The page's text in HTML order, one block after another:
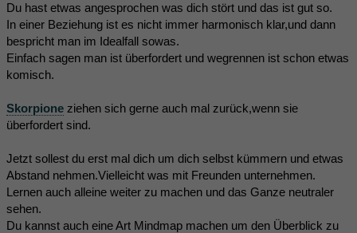
Du hast etwas angesprochen was dich stört und das ist gut so.
In einer Beziehung ist es nicht immer harmonisch klar,und dann
bespricht man im Idealfall sowas.
Einfach sagen man ist überfordert und wegrennen ist schon etwas
komisch.
Skorpione ziehen sich gerne auch mal zurück,wenn sie
überfordert sind.
Jetzt sollest du erst mal dich um dich selbst kümmern und etwas
Abstand nehmen.Vielleicht was mit Freunden unternehmen.
Lernen auch alleine weiter zu machen und das Ganze neutraler
sehen.
Du kannst auch eine Art Mindmap machen um den Überblick zu